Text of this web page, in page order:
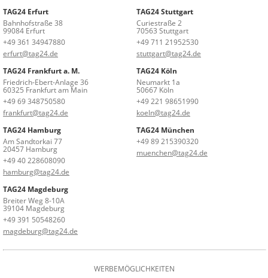
TAG24 Erfurt
Bahnhofstraße 38
99084 Erfurt
+49 361 34947880
erfurt@tag24.de
TAG24 Stuttgart
Curiestraße 2
70563 Stuttgart
+49 711 21952530
stuttgart@tag24.de
TAG24 Frankfurt a. M.
Friedrich-Ebert-Anlage 36
60325 Frankfurt am Main
+49 69 348750580
frankfurt@tag24.de
TAG24 Köln
Neumarkt 1a
50667 Köln
+49 221 98651990
koeln@tag24.de
TAG24 Hamburg
Am Sandtorkai 77
20457 Hamburg
+49 40 228608090
hamburg@tag24.de
TAG24 München
+49 89 215390320
muenchen@tag24.de
TAG24 Magdeburg
Breiter Weg 8-10A
39104 Magdeburg
+49 391 50548260
magdeburg@tag24.de
WERBEMÖGLICHKEITEN